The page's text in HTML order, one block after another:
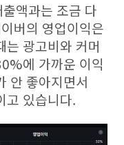
액과는 조금 다
버의 영업이익은
는 광고비와 커머
에 가까운 이익
안 좋아지면서
고 있습니다.